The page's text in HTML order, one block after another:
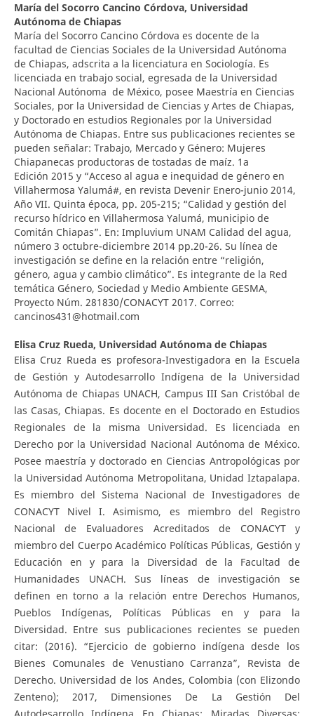
María del Socorro Cancino Córdova, Universidad
Autónoma de Chiapas
María del Socorro Cancino Córdova es docente de la
facultad de Ciencias Sociales de la Universidad Autónoma
de Chiapas, adscrita a la licenciatura en Sociología. Es
licenciada en trabajo social, egresada de la Universidad
Nacional Autónoma de México, posee Maestría en Ciencias
Sociales, por la Universidad de Ciencias y Artes de Chiapas,
y Doctorado en estudios Regionales por la Universidad
Autónoma de Chiapas. Entre sus publicaciones recientes se
pueden señalar: Trabajo, Mercado y Género: Mujeres
Chiapanecas productoras de tostadas de maíz. 1a
Edición 2015 y “Acceso al agua e inequidad de género en
Villahermosa Yalumá#, en revista Devenir Enero-junio 2014,
Año VII. Quinta época, pp. 205-215; “Calidad y gestión del
recurso hídrico en Villahermosa Yalumá, municipio de
Comitán Chiapas”. En: Impluvium UNAM Calidad del agua,
número 3 octubre-diciembre 2014 pp.20-26. Su línea de
investigación se define en la relación entre “religión,
género, agua y cambio climático”. Es integrante de la Red
temática Género, Sociedad y Medio Ambiente GESMA,
Proyecto Núm. 281830/CONACYT 2017. Correo:
cancinos431@hotmail.com
Elisa Cruz Rueda, Universidad Autónoma de Chiapas
Elisa Cruz Rueda es profesora-Investigadora en la Escuela
de Gestión y Autodesarrollo Indígena de la Universidad
Autónoma de Chiapas UNACH, Campus III San Cristóbal de
las Casas, Chiapas. Es docente en el Doctorado en Estudios
Regionales de la misma Universidad. Es licenciada en
Derecho por la Universidad Nacional Autónoma de México.
Posee maestría y doctorado en Ciencias Antropológicas por
la Universidad Autónoma Metropolitana, Unidad Iztapalapa.
Es miembro del Sistema Nacional de Investigadores de
CONACYT Nivel I. Asimismo, es miembro del Registro
Nacional de Evaluadores Acreditados de CONACYT y
miembro del Cuerpo Académico Políticas Públicas, Gestión y
Educación en y para la Diversidad de la Facultad de
Humanidades UNACH. Sus líneas de investigación se
definen en torno a la relación entre Derechos Humanos,
Pueblos Indígenas, Políticas Públicas en y para la
Diversidad. Entre sus publicaciones recientes se pueden
citar: (2016). “Ejercicio de gobierno indígena desde los
Bienes Comunales de Venustiano Carranza”, Revista de
Derecho. Universidad de los Andes, Colombia (con Elizondo
Zenteno); 2017, Dimensiones De La Gestión Del